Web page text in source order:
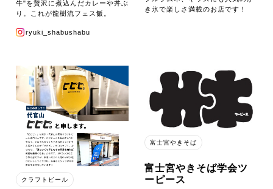
牛"を贅沢に煮込んだカレーや丼ぶ
り。これが龍樹流フェス飯。
ryuki_shabushabu
き氷で楽しさ満載のお店です！
クラフトビール
富士宮やきそば
富士宮やきそば学会ツ
ーピース